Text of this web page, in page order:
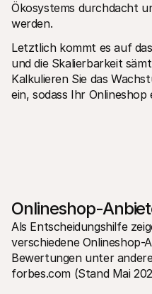
Ökosystems durchdacht
werden.
Letztlich kommt es auf
und die Skalierbarkeit
Kalkulieren Sie das
ein, sodass Ihr
Onlineshop-
Als Entscheidungshilfe
verschiedene Onlineshop-
Bewertungen unter
forbes.com (Stand Mai